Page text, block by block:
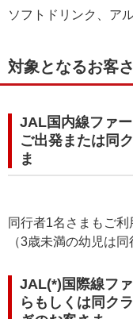
ソフトドリンク、ア
対象となるお客
JAL国内線ファ
ご出発または同
ま
同行者1名さまもご利
（3歳未満の幼児は
JAL(*)国際線フ
らもしくは同ク